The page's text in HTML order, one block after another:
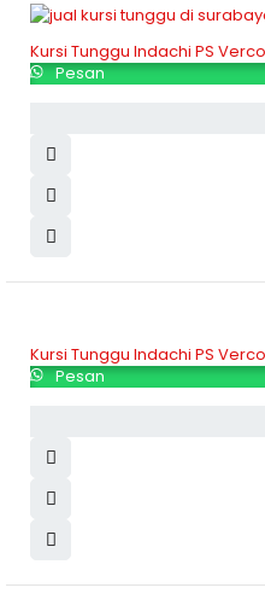
Kursi Tunggu Indachi PS
Pesan
Kursi Tunggu Indachi PS
Pesan